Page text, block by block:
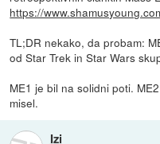
https://
TL;DR nekako, da probam:
od Star Trek in Star Wars
ME1 je bil na solidni poti.
misel.
Izi